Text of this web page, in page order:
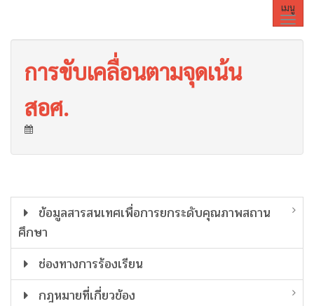
เมนู
การขับเคลื่อนตามจุดเน้น
สอศ.
ข้อมูลสารสนเทศเพื่อการยกระดับคุณภาพสถาน
ศึกษา
ช่องทางการร้องเรียน
กฎหมายที่เกี่ยวข้อง